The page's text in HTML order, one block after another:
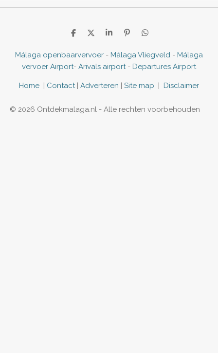
D
l
n
D
e
S
a
e
P
n
n
e
D
l
n
Málaga openbaarvervoer - Málaga Vliegveld - Málaga
vervoer Airport- Arivals airport- Departures Airport
Home | Contact| Adverteren | Site map | Disclaimer
© 2026 Ontdekmalaga.nl - Alle rechten voorbehouden